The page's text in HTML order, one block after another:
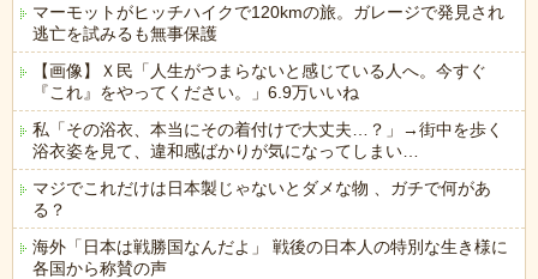
マーモットがヒッチハイクで120kmの旅。ガレージで発見され
逃亡を試みるも無事保護
【画像】Ｘ民「人生がつまらないと感じている人へ。今すぐ
『これ』をやってください。」6.9万いいね
私「その浴衣、本当にその着付けで大丈夫…？」→街中を歩く
浴衣姿を見て、違和感ばかりが気になってしまい…
マジでこれだけは日本製じゃないとダメな物 、ガチで何があ
る？
海外「日本は戦勝国なんだよ」 戦後の日本人の特別な生き様に
各国から称賛の声